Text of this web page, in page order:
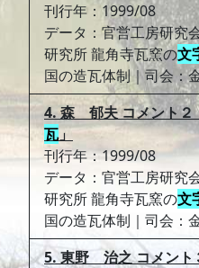
刊行年：1999/08
データ：官営工房研究
研究所 龍角寺瓦窯の文
国の造瓦体制｜司会：
4. 森 郁夫 コメント２
瓦」
刊行年：1999/08
データ：官営工房研究
研究所 龍角寺瓦窯の文
国の造瓦体制｜司会：
5. 東野 治之 コメント